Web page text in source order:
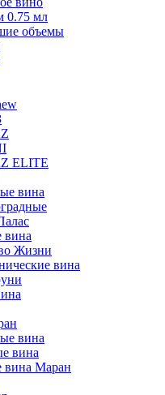
0.75 мл
объемы
ELITE
вина
вина
Жизни
вина
вина
вина
вина Маран